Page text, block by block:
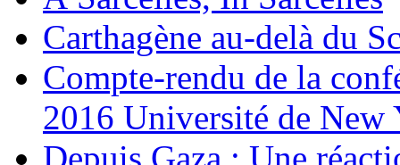
Carthagène au-delà du
Compte-rendu de la
2016 Université de